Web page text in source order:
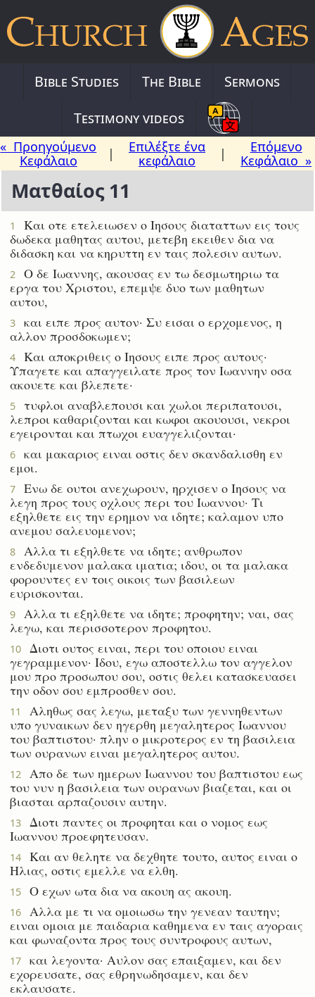
Bible Studies The Bible
Sermons
Testimony videos
« Προηγούμενο
Κεφάλαιο
|
Επιλέξτε ένα
κεφάλαιο
|
Επόμενο
Κεφάλαιο »
Ματθαίος 11
1
Και οτε ετελειωσεν ο Ιησους διαταττων εις τους
δωδεκα μαθητας αυτου, μετεβη εκειθεν δια να
διδασκη και να κηρυττη εν ταις πολεσιν αυτων.
2
Ο δε Ιωαννης, ακουσας εν τω δεσμωτηριω τα
εργα του Χριστου, επεμψε δυο των μαθητων
αυτου,
3
και ειπε προς αυτον· Συ εισαι ο ερχομενος, η
αλλον προσδοκωμεν;
4
Και αποκριθεις ο Ιησους ειπε προς αυτους·
Υπαγετε και απαγγειλατε προς τον Ιωαννην οσα
ακουετε και βλεπετε·
5
τυφλοι αναβλεπουσι και χωλοι περιπατουσι,
λεπροι καθαριζονται και κωφοι ακουουσι, νεκροι
εγειρονται και πτωχοι ευαγγελιζονται·
6
και μακαριος ειναι οστις δεν σκανδαλισθη εν
εμοι.
7
Ενω δε ουτοι ανεχωρουν, ηρχισεν ο Ιησους να
λεγη προς τους οχλους περι του Ιωαννου· Τι
εξηλθετε εις την ερημον να ιδητε; καλαμον υπο
ανεμου σαλευομενον;
8
Αλλα τι εξηλθετε να ιδητε; ανθρωπον
ενδεδυμενον μαλακα ιματια; ιδου, οι τα μαλακα
φορουντες εν τοις οικοις των βασιλεων
ευρισκονται.
9
Αλλα τι εξηλθετε να ιδητε; προφητην; ναι, σας
λεγω, και περισσοτερον προφητου.
10
Διοτι ουτος ειναι, περι του οποιου ειναι
γεγραμμενον· Ιδου, εγω αποστελλω τον αγγελον
μου προ προσωπου σου, οστις θελει κατασκευασει
την οδον σου εμπροσθεν σου.
11
Αληθως σας λεγω, μεταξυ των γεννηθεντων
υπο γυναικων δεν ηγερθη μεγαλητερος Ιωαννου
του βαπτιστου· πλην ο μικροτερος εν τη βασιλεια
των ουρανων ειναι μεγαλητερος αυτου.
12
Απο δε των ημερων Ιωαννου του βαπτιστου εως
του νυν η βασιλεια των ουρανων βιαζεται, και οι
βιασται αρπαζουσιν αυτην.
13
Διοτι παντες οι προφηται και ο νομος εως
Ιωαννου προεφητευσαν.
14
Και αν θελητε να δεχθητε τουτο, αυτος ειναι ο
Ηλιας, οστις εμελλε να ελθη.
15 Ο εχων ωτα δια να ακουη ας ακουη.
16
Αλλα με τι να ομοιωσω την γενεαν ταυτην;
ειναι ομοια με παιδαρια καθημενα εν ταις αγοραις
και φωναζοντα προς τους συντροφους αυτων,
17
και λεγοντα· Αυλον σας επαιξαμεν, και δεν
εχορευσατε, σας εθρηνωδησαμεν, και δεν
εκλαυσατε.